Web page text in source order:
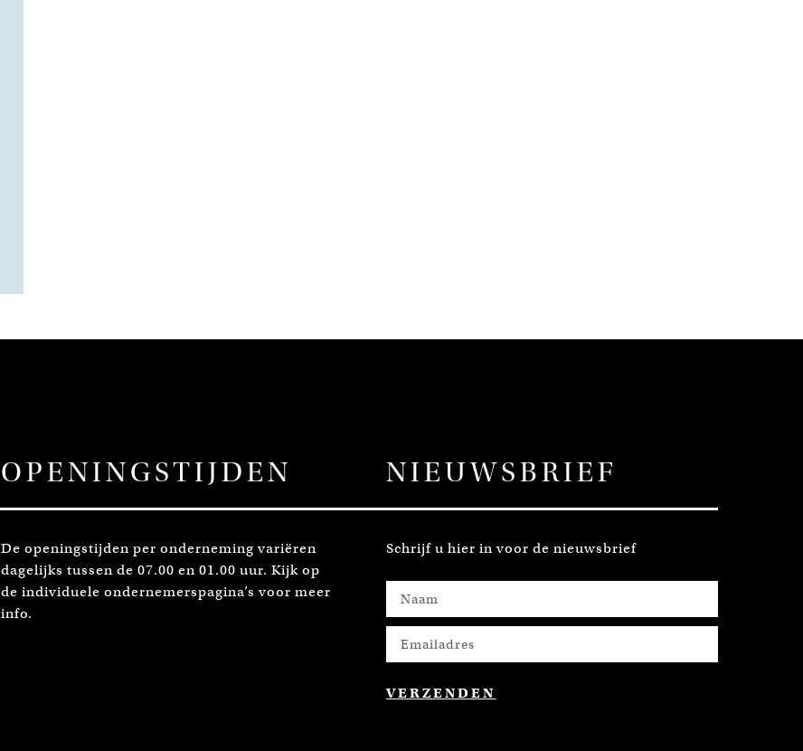
OPENINGSTIJDEN
De openingstijden per onderneming variëren
dagelijks tussen de 07.00 en 01.00 uur. Kijk op
de individuele ondernemerspagina’s voor meer
info.
NIEUWSBRIEF
Schrijf u hier in voor de nieuwsbrief
VERZENDEN